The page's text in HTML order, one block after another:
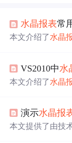
水晶报表常
本文介绍了水晶
VS2010中水
本文介绍了水晶
演示水晶报
本文提供了由技